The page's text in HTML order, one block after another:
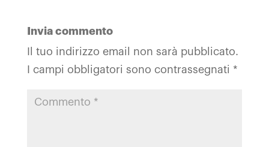
Invia commento
Il tuo indirizzo email non sarà pubblicato.
I campi obbligatori sono contrassegnati *